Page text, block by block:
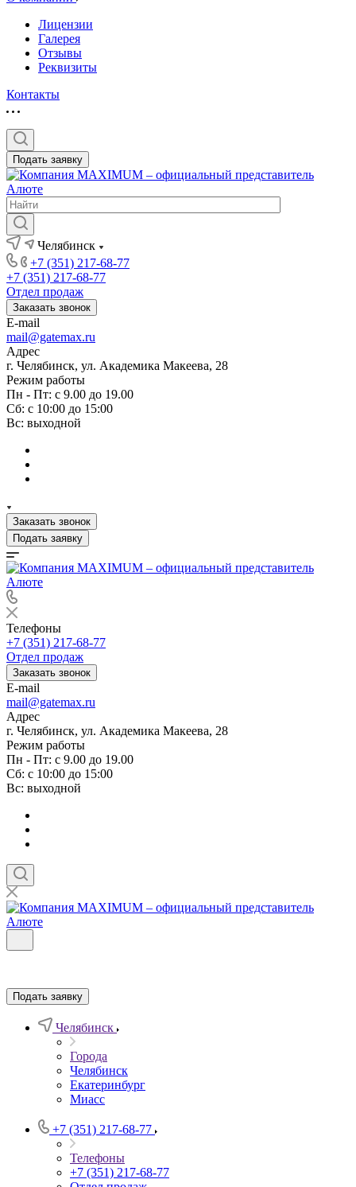
Лицензии
Галерея
Отзывы
Реквизиты
Контакты
Подать заявку
Челябинск
+7 (351) 217-68-77
+7 (351) 217-68-77
Отдел продаж
Заказать звонок
E-mail
mail@gatemax.ru
Адрес
г. Челябинск, ул. Академика Макеева, 28
Режим работы
Пн - Пт: с 9.00 до 19.00
Сб: с 10:00 до 15:00
Вс: выходной
Заказать звонок
Подать заявку
Телефоны
+7 (351) 217-68-77
Отдел продаж
Заказать звонок
E-mail
mail@gatemax.ru
Адрес
г. Челябинск, ул. Академика Макеева, 28
Режим работы
Пн - Пт: с 9.00 до 19.00
Сб: с 10:00 до 15:00
Вс: выходной
Подать заявку
Челябинск
Города
Челябинск
Екатеринбург
Миасс
+7 (351) 217-68-77
Телефоны
+7 (351) 217-68-77